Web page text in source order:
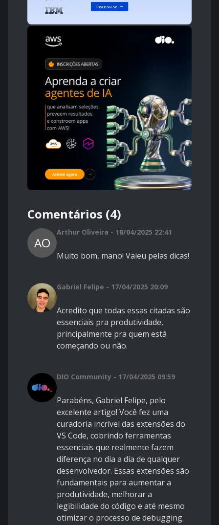
Comentários (4)
AO
Arthur Oliveira - 18/04/2025 22:41
Muito bom, mano! Valeu pelas dicas!
Gabriel Felipe - 17/04/2025 20:09
Acredito que todas essas citadas são
essenciais pra produtividade,
principalmente pra quem está
começando ou não.
DIO Community - 17/04/2025 09:59
Parabéns, Gabriel Felipe, pelo
excelente artigo! Você fez uma
curadoria incrível das extensões do
VS Code, cobrindo ferramentas
essenciais que realmente fazem
diferença no dia a dia de qualquer
desenvolvedor. Essas extensões são
fundamentais para aumentar a
produtividade, melhorar a
legibilidade do código e até mesmo
otimizar o processo de debugging.